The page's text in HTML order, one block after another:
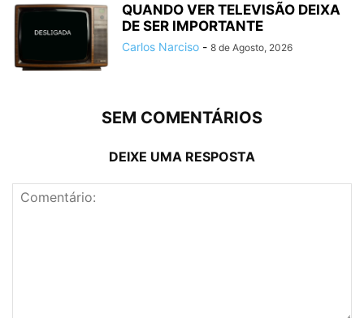
QUANDO VER TELEVISÃO DEIXA
DE SER IMPORTANTE
Carlos Narciso - 8 de Agosto, 2026
SEM COMENTÁRIOS
DEIXE UMA RESPOSTA